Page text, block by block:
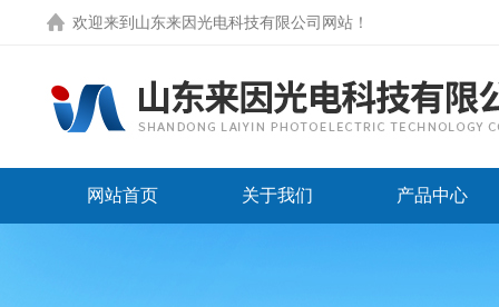
欢迎来到 山东来因光电科技有限公司网站 ！
网站首页 关于我们 产品中心